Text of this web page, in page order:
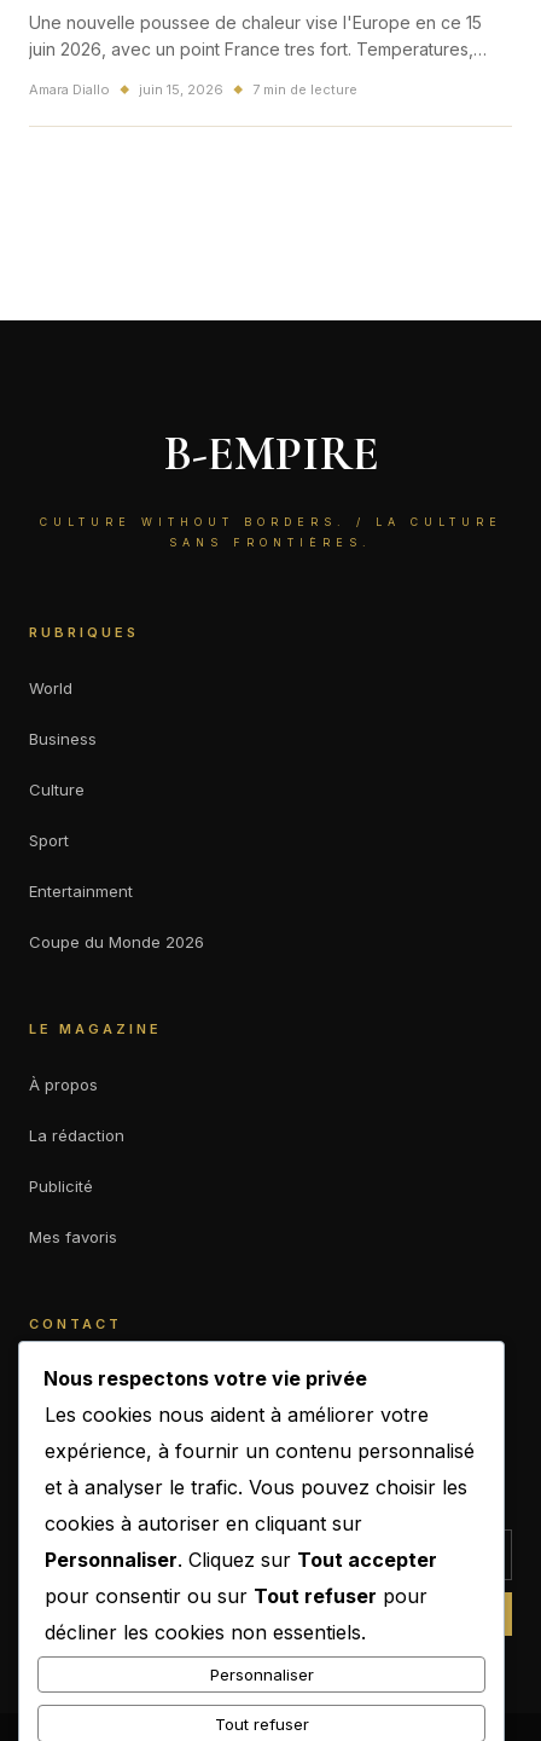
Une nouvelle poussee de chaleur vise l'Europe en ce 15
juin 2026, avec un point France tres fort. Temperatures,
signal devient difficile a ignorer.
Amara Diallo ◆ juin 15, 2026 ◆ 7 min de lecture
B-EMPIRE
CULTURE WITHOUT BORDERS. / LA CULTURE
SANS FRONTIÈRES.
RUBRIQUES
World
Business
Culture
Sport
Entertainment
Coupe du Monde 2026
LE MAGAZINE
À propos
La rédaction
Publicité
Mes favoris
CONTACT
contact@b-empiremagazine.com
NEWSLETTER
Nous respectons votre vie privée
Les cookies nous aident à améliorer votre
expérience, à fournir un contenu personnalisé
et à analyser le trafic. Vous pouvez choisir les
cookies à autoriser en cliquant sur
Personnaliser. Cliquez sur Tout accepter
pour consentir ou sur Tout refuser pour
décliner les cookies non essentiels.
Personnaliser
Tout refuser